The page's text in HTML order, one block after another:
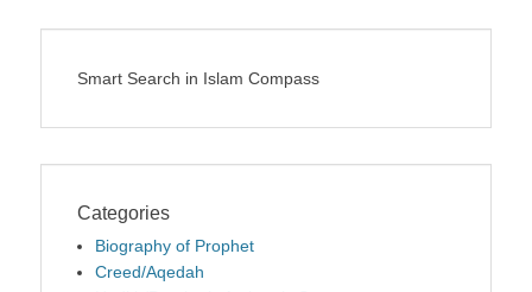
Smart Search in Islam Compass
Categories
Biography of Prophet
Creed/Aqedah